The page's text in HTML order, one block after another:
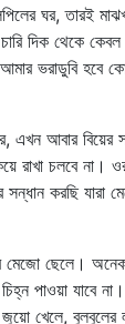
ঘর, তারই
দিক থেকে কেবল
ভরাডুবি হবে
এখন আবার
রাখা চলবে না।
করছি যারা
মেজো ছেলে।
পাওয়া যাবে
খেলে, বুলবুলের